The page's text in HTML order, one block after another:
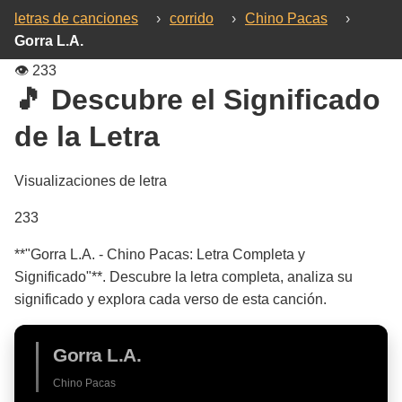
letras de canciones › corrido › Chino Pacas
›
Gorra L.A.
👁️ 233
🎵 Descubre el Significado
de la Letra
Visualizaciones de letra
233
**"Gorra L.A. - Chino Pacas: Letra Completa y
Significado"**. Descubre la letra completa, analiza su
significado y explora cada verso de esta canción.
Gorra L.A.
Chino Pacas